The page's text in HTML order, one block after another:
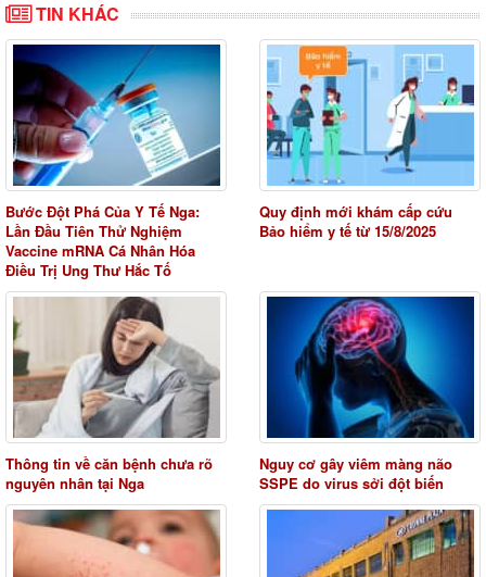
TIN KHÁC
Bước Đột Phá Của Y Tế Nga:
Lần Đầu Tiên Thử Nghiệm
Vaccine mRNA Cá Nhân Hóa
Điều Trị Ung Thư Hắc Tố
Quy định mới khám cấp cứu
Bảo hiểm y tế từ 15/8/2025
Thông tin về căn bệnh chưa rõ
nguyên nhân tại Nga
Nguy cơ gây viêm màng não
SSPE do virus sởi đột biến